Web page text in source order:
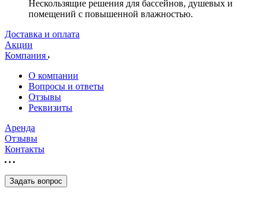
Нескользящие решения для бассейнов, душевых и
помещений с повышенной влажностью.
Доставка и оплата
Акции
Компания
О компании
Вопросы и ответы
Отзывы
Реквизиты
Аренда
Отзывы
Контакты
Задать вопрос